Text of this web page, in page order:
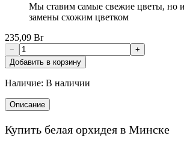
Мы ставим самые свежие цветы, но
замены схожим цветком
235,09 Br
−
+
Добавить в корзину
Наличие: В наличии
Описание
Купить белая орхидея в Минске